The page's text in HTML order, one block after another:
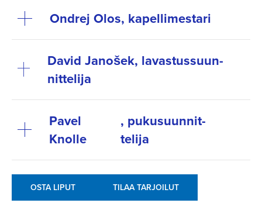
Ondrej Olos, kapellimestari
David Janošek, lavastus­suun­
nit­telija
Pavel
Knolle
, pukusuun­nit­
telija
OSTA LIPUT TILAA TARJOILUT